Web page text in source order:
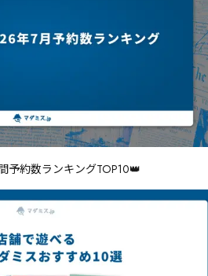
予約数ランキングTOP10👑